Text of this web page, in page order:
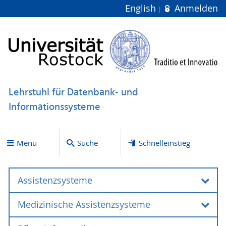
English Anmelden
Lehrstuhl für Datenbank- und
Informationssysteme
Menü Suche Schnelleinstieg
Assistenzsysteme
Allgemeine Vorstellung
Medizinische Assistenzsysteme